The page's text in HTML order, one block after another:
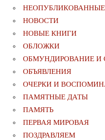
НОВОСТИ
НОВЫЕ КНИГИ
ОБЛОЖКИ
ОБМУНДИРОВАНИЕ И
ОБЪЯВЛЕНИЯ
ОЧЕРКИ И
ПАМЯТНЫЕ ДАТЫ
ПАМЯТЬ
ПЕРВАЯ МИРОВАЯ
ПОЗДРАВЛЯЕМ